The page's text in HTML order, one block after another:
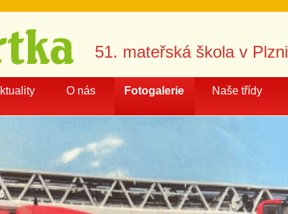
51. mateřská škola v Plzni
O nás Fotogalerie Naše třídy